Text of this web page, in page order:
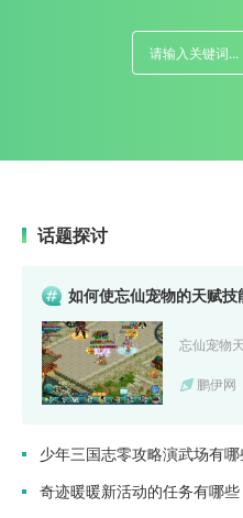
话题探讨
如何使忘仙宠物的天赋技
忘仙宠物
鹏伊网
少年三国志零攻略演武场有
奇迹暖暖新活动的任务有哪些